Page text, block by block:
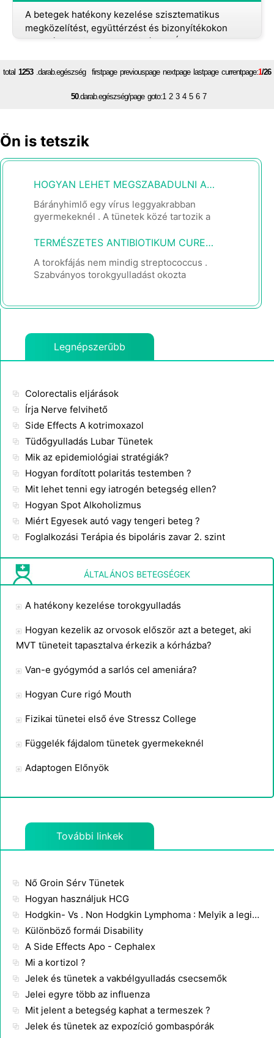
A betegek hatékony kezelése szisztematikus
megközelítést, együttérzést és bizonyítékokon
alapuló orvosi gyakorlatot igényel. Íme egy
total 1253.darab.egészség firstpage previouspage nextpage lastpagecurrentpage:1/26
50.darab.egészség/page goto:1 2 3 4 5 6 7
Ön is tetszik
HOGYAN LEHET MEGSZABADULNI A DUDOROK VAGY FOLTOK UTÁN ELKAPTA A BÁRÁNYHIMLŐ
Bárányhimlő egy vírus leggyakrabban
gyermekeknél . A tünetek közé tartozik a
leggyakoribb és legbosszantóbb
TERMÉSZETES ANTIBIOTIKUM CURE STREP
A torokfájás nem mindig streptococcus .
Szabványos torokgyulladást okozta
azonba
Legnépszerűbb
Colorectalis eljárások
Írja Nerve felvihető
Side Effects A kotrimoxazol
Tüdőgyulladás Lubar Tünetek
Mik az epidemiológiai stratégiák?
Hogyan fordított polaritás testemben ?
Mit lehet tenni egy iatrogén betegség ellen?
Hogyan Spot Alkoholizmus
Miért Egyesek autó vagy tengeri beteg ?
Foglalkozási Terápia és bipoláris zavar 2. szint
ÁLTALÁNOS BETEGSÉGEK
A hatékony kezelése torokgyulladás
Hogyan kezelik az orvosok először azt a beteget, aki
MVT tüneteit tapasztalva érkezik a kórházba?
Van-e gyógymód a sarlós cel ameniára?
Hogyan Cure rigó Mouth
Fizikai tünetei első éve Stressz College
Függelék fájdalom tünetek gyermekeknél
Adaptogen Előnyök
További linkek
Nő Groin Sérv Tünetek
Hogyan használjuk HCG
Hodgkin- Vs . Non Hodgkin Lymphoma : Melyik a leginkább kezelhető ?
Különböző formái Disability
A Side Effects Apo - Cephalex
Mi a kortizol ?
Jelek és tünetek a vakbélgyulladás csecsemők
Jelei egyre több az influenza
Mit jelent a betegség kaphat a termeszek ?
Jelek és tünetek az expozíció gombaspórák